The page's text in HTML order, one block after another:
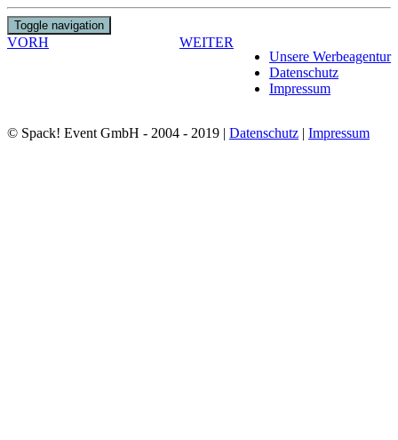
Toggle navigation
Unsere Werbeagentur
Datenschutz
Impressum
VORH WEITER
© Spack! Event GmbH - 2004 - 2019 | Datenschutz | Impressum